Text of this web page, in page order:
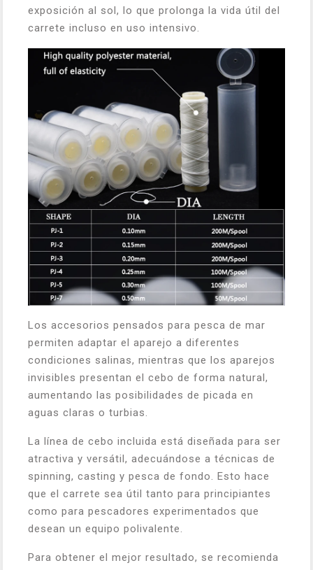
exposición al sol, lo que prolonga la vida útil del
carrete incluso en uso intensivo.
Los accesorios pensados para pesca de mar
permiten adaptar el aparejo a diferentes
condiciones salinas, mientras que los aparejos
invisibles presentan el cebo de forma natural,
aumentando las posibilidades de picada en
aguas claras o turbias.
La línea de cebo incluida está diseñada para ser
atractiva y versátil, adecuándose a técnicas de
spinning, casting y pesca de fondo. Esto hace
que el carrete sea útil tanto para principiantes
como para pescadores experimentados que
desean un equipo polivalente.
Para obtener el mejor resultado, se recomienda